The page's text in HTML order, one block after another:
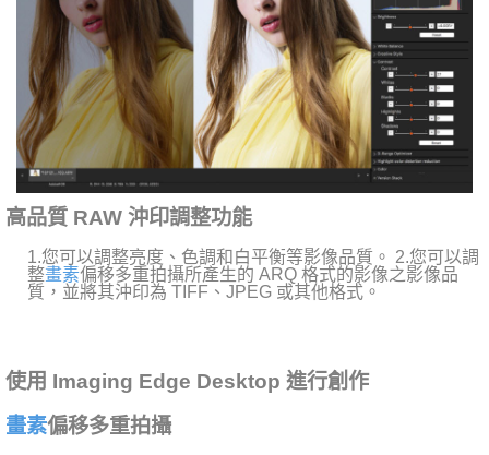
高品質 RAW 沖印調整功能
1.您可以調整亮度、色調和白平衡等影像品質。 2.您可以調
整畫素偏移多重拍攝所產生的 ARQ 格式的影像之影像品
質，並將其沖印為 TIFF、JPEG 或其他格式。
使用 Imaging Edge Desktop 進行創作
畫素偏移多重拍攝